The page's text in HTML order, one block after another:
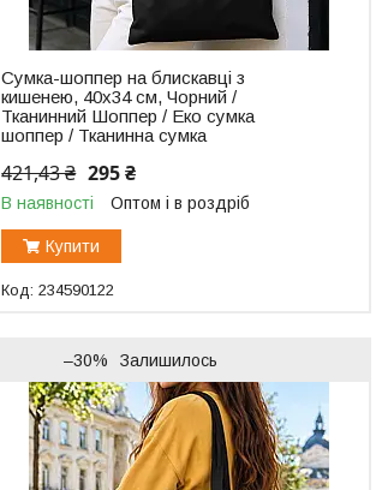
Сумка-шоппер на блискавці з
кишенею, 40х34 см, Чорний /
Тканинний Шоппер / Еко сумка
шоппер / Тканинна сумка
421,43 ₴ 295 ₴
В наявності Оптом і в роздріб
Купити
234590122
–30% Залишилось